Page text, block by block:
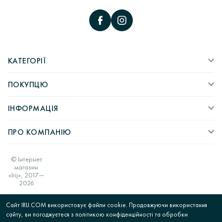
Сайт IRIJ.COM використовує файли cookie. Продовжуючи використання
сайту, ви погоджуєтеся з політикою конфіденційності та обробки
КАТЕГОРІЇ
ПОКУПЦЮ
ІНФОРМАЦІЯ
ПРО КОМПАНІЮ
© Інтернет
магазин
«Irij», 2017—
2026